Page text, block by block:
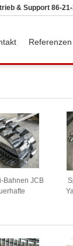
& Support 86-
Referenzen
Bahnen JCB